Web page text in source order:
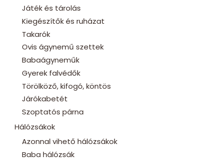
Játék és tárolás
Kiegészítők és ruházat
Takarók
Ovis ágynemű szettek
Babaágyneműk
Gyerek falvédők
Törölköző, kifogó, köntös
Járókabetét
Szoptatós párna
Hálózsákok
Azonnal vihető hálózsákok
Baba hálózsák